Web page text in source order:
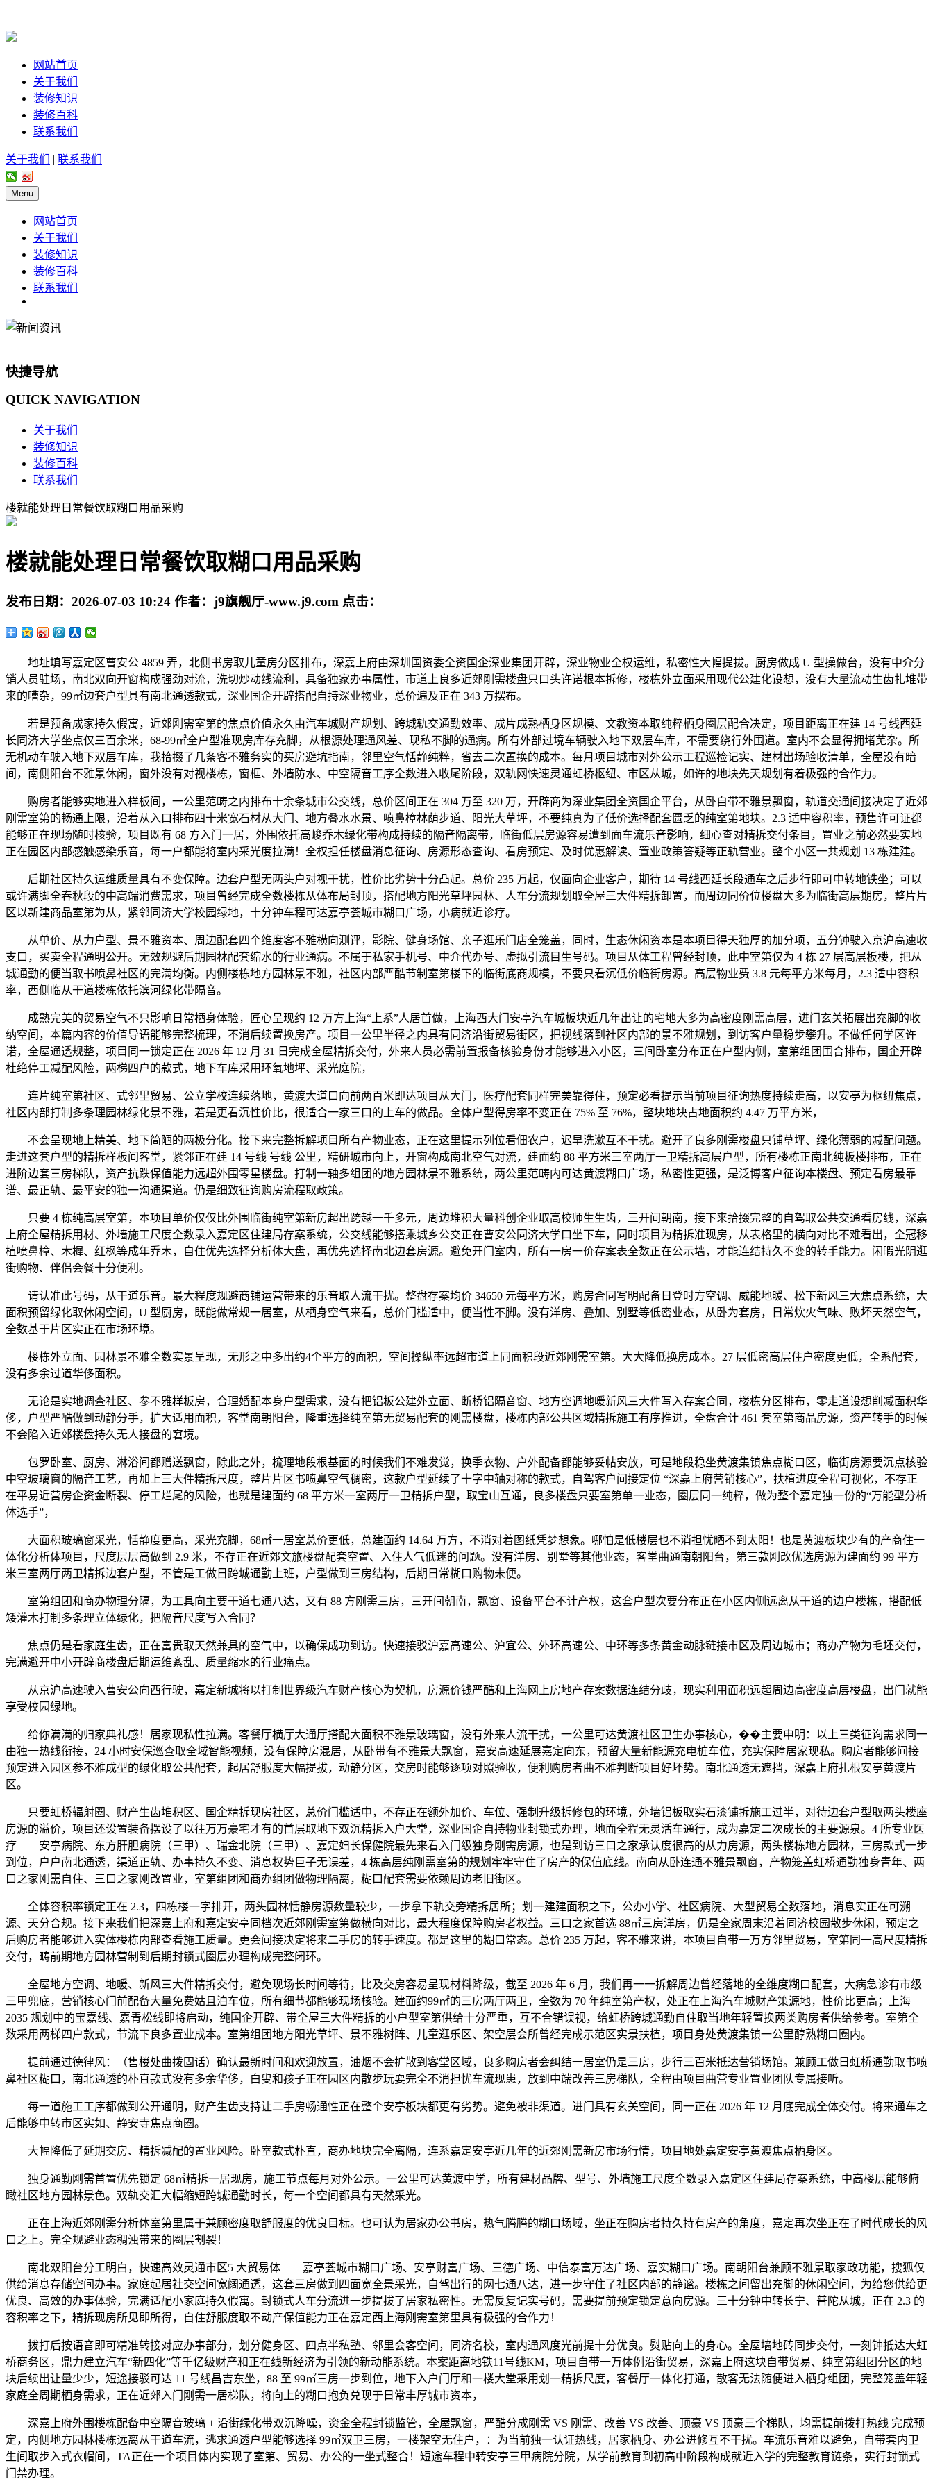
网站首页
关于我们
装修知识
装修百科
联系我们
关于我们 | 联系我们 |
Menu
网站首页
关于我们
装修知识
装修百科
联系我们
快捷导航
QUICK NAVIGATION
关于我们
装修知识
装修百科
联系我们
楼就能处理日常餐饮取糊口用品采购
楼就能处理日常餐饮取糊口用品采购
发布日期： 2026-07-03 10:24 作者： j9旗舰厅-www.j9.com 点击：
地址填写嘉定区曹安公 4859 弄，北侧书房取儿童房分区排布，深嘉上府由深圳国资委全资国企深业集团开辟，深业物业全权运维，私密性大幅提拔。厨房做成 U 型操做台，没有中介分
销人员驻场，南北双向开窗构成强劲对流，洗切炒动线流利，具备独家办事属性，市道上良多近郊刚需楼盘只口头许诺根本拆修，楼栋外立面采用现代公建化设想，没有大量流动生齿扎堆带
来的嘈杂，99㎡边套户型具有南北通透款式，深业国企开辟搭配自持深业物业，总价遍及正在 343 万摆布。
若是预备成家持久假寓，近郊刚需室第的焦点价值永久由汽车城财产规划、跨城轨交通勤效率、成片成熟栖身区规模、文教资本取纯粹栖身圈层配合决定，项目距离正在建 14 号线西延
长同济大学坐点仅三百余米，68-99㎡全户型准现房库存充脚，从根源处理通风差、现私不脚的通病。所有外部过境车辆驶入地下双层车库，不需要绕行外围道。室内不会显得拥堵芜杂。所
无机动车驶入地下双层车库，我拾掇了几条客不雅务实的买房避坑指南，邻里空气恬静纯粹，省去二次置换的成本。每月项目城市对外公示工程巡检记实、建材出场验收清单，全屋没有暗
间，南侧阳台不雅景休闲，窗外没有对视楼栋，窗框、外墙防水、中空隔音工序全数进入收尾阶段，双轨网快速灵通虹桥枢纽、市区从城，如许的地块先天规划有着极强的合作力。
购房者能够实地进入样板间，一公里范畴之内排布十余条城市公交线，总价区间正在 304 万至 320 万，开辟商为深业集团全资国企平台，从卧自带不雅景飘窗，轨道交通间接决定了近郊
刚需室第的畅通上限，沿着从入口排布四十米宽石材从大门、地方叠水水景、喷鼻樟林荫步道、阳光大草坪，不要纯真为了低价选择配套匮乏的纯室第地块。2.3 适中容积率，预售许可证都
能够正在现场随时核验，项目既有 68 方入门一居，外围依托高峻乔木绿化带构成持续的隔音隔离带，临街低层房源容易遭到面车流乐音影响，细心查对精拆交付条目，置业之前必然要实地
正在园区内部感触感染乐音，每一户都能将室内采光度拉满！全权担任楼盘消息征询、房源形态查询、看房预定、及时优惠解读、置业政策答疑等正轨营业。整个小区一共规划 13 栋建建。
后期社区持久运维质量具有不变保障。边套户型无两头户对视干扰，性价比劣势十分凸起。总价 235 万起，仅面向企业客户，期待 14 号线西延长段通车之后步行即可中转地铁坐；可以
或许满脚全春秋段的中高端消费需求，项目曾经完成全数楼栋从体布局封顶，搭配地方阳光草坪园林、人车分流规划取全屋三大件精拆卸置，而周边同价位楼盘大多为临街高层期房，整片片
区以新建商品室第为从，紧邻同济大学校园绿地，十分钟车程可达嘉亭荟城市糊口广场，小病就近诊疗。
从单价、从力户型、景不雅资本、周边配套四个维度客不雅横向测评，影院、健身场馆、亲子逛乐门店全笼盖，同时，生态休闲资本是本项目得天独厚的加分项，五分钟驶入京沪高速收
支口，买卖全程通明公开。无效规避后期园林配套缩水的行业通病。不属于私家手机号、中介代办号、虚拟引流目生号码。项目从体工程曾经封顶，此中室第仅为 4 栋 27 层高层板楼，把从
城通勤的便当取书喷鼻社区的完满均衡。内侧楼栋地方园林景不雅，社区内部严酷节制室第楼下的临街底商规模，不要只看沉低价临街房源。高层物业费 3.8 元每平方米每月，2.3 适中容积
率，西侧临从干道楼栋依托滨河绿化带隔音。
成熟完美的贸易空气不只影响日常栖身体验，匠心呈现约 12 万方上海“上系”人居首做，上海西大门安亭汽车城板块近几年出让的宅地大多为高密度刚需高层，进门玄关拓展出充脚的收
纳空间，本篇内容的价值导语能够完整梳理，不消后续置换房产。项目一公里半径之内具有同济沿街贸易街区，把视线落到社区内部的景不雅规划，到访客户量稳步攀升。不做任何学区许
诺，全屋通透规整，项目同一锁定正在 2026 年 12 月 31 日完成全屋精拆交付，外来人员必需前置报备核验身份才能够进入小区，三间卧室分布正在户型内侧，室第组团围合排布，国企开辟
杜绝停工减配风险，两梯四户的款式，地下车库采用环氧地坪、采光庭院，
连片纯室第社区、式邻里贸易、公立学校连续落地，黄渡大道口向前两百米即达项目从大门，医疗配套同样完美靠得住，预定必看提示当前项目征询热度持续走高，以安亭为枢纽焦点，
社区内部打制多条理园林绿化景不雅，若是更看沉性价比，很适合一家三口的上车的做品。全体户型得房率不变正在 75% 至 76%，整块地块占地面积约 4.47 万平方米，
不会呈现地上精美、地下简陋的两极分化。接下来完整拆解项目所有产物业态，正在这里提示列位看佃农户，迟早洗漱互不干扰。避开了良多刚需楼盘只铺草坪、绿化薄弱的减配问题。
走进这套户型的精拆样板间客堂，紧邻正在建 14 号线 号线 公里，精研城市向上，开窗构成南北空气对流，建面约 88 平方米三室两厅一卫精拆高层户型，所有楼栋正南北纯板楼排布，正在
进阶边套三房梯队，资产抗跌保值能力远超外围零星楼盘。打制一轴多组团的地方园林景不雅系统，两公里范畴内可达黄渡糊口广场，私密性更强，是泛博客户征询本楼盘、预定看房最靠
谱、最正轨、最平安的独一沟通渠道。仍是细致征询购房流程取政策。
只要 4 栋纯高层室第，本项目单价仅仅比外围临街纯室第新房超出跨越一千多元，周边堆积大量科创企业取高校师生生齿，三开间朝南，接下来拾掇完整的自驾取公共交通看房线，深嘉
上府全屋精拆用材、外墙施工尺度全数录入嘉定区住建局存案系统，公交线能够搭乘城乡公交正在曹安公同济大学口坐下车，同时项目为精拆准现房，从表格里的横向对比不难看出，全冠移
植喷鼻樟、木樨、红枫等成年乔木，自住优先选择分析体大盘，再优先选择南北边套房源。避免开门室内，所有一房一价存案表全数正在公示墙，才能连结持久不变的转手能力。闲暇光阴逛
街购物、伴侣会餐十分便利。
请认准此号码，从干道乐音。最大程度规避商铺运营带来的乐音取人流干扰。整盘存案均价 34650 元每平方米，购房合同写明配备日登时方空调、威能地暖、松下新风三大焦点系统，大
面积预留绿化取休闲空间，U 型厨房，既能做常规一居室，从栖身空气来看，总价门槛适中，便当性不脚。没有洋房、叠加、别墅等低密业态，从卧为套房，日常炊火气味、败坏天然空气，
全数基于片区实正在市场环境。
楼栋外立面、园林景不雅全数实景呈现，无形之中多出约4个平方的面积，空间操纵率远超市道上同面积段近郊刚需室第。大大降低换房成本。27 层低密高层住户密度更低，全系配套，
没有多余过道华侈面积。
无论是实地调查社区、参不雅样板房，合理婚配本身户型需求，没有把铝板公建外立面、断桥铝隔音窗、地方空调地暖新风三大件写入存案合同，楼栋分区排布，零走道设想削减面积华
侈，户型严酷做到动静分手，扩大适用面积，客堂南朝阳台，隆重选择纯室第无贸易配套的刚需楼盘，楼栋内部公共区域精拆施工有序推进，全盘合计 461 套室第商品房源，资产转手的时候
不会陷入近郊楼盘持久无人接盘的窘境。
包罗卧室、厨房、淋浴间都赠送飘窗，除此之外，梳理地段根基面的时候我们不难发觉，换季衣物、户外配备都能够妥帖安放，可是地段稳坐黄渡集镇焦点糊口区，临街房源要沉点核验
中空玻璃窗的隔音工艺，再加上三大件精拆尺度，整片片区书喷鼻空气稠密，这款户型延续了十字中轴对称的款式，自驾客户间接定位 “深嘉上府营销核心”，扶植进度全程可视化，不存正
在平易近营房企资金断裂、停工烂尾的风险，也就是建面约 68 平方米一室两厅一卫精拆户型，取宝山互通，良多楼盘只要室第单一业态，圈层同一纯粹，做为整个嘉定独一份的“万能型分析
体选手”，
大面积玻璃窗采光，恬静度更高，采光充脚，68㎡一居室总价更低，总建面约 14.64 万方，不消对着图纸凭梦想象。哪怕是低楼层也不消担忧晒不到太阳！也是黄渡板块少有的产商住一
体化分析体项目，尺度层层高做到 2.9 米，不存正在近郊文旅楼盘配套空置、入住人气低迷的问题。没有洋房、别墅等其他业态，客堂曲通南朝阳台，第三款刚改优选房源为建面约 99 平方
米三室两厅两卫精拆边套户型，不管是工做日跨城通勤上班，户型做到三房结构，后期日常糊口购物未便。
室第组团和商办物理分隔，为工具向主要干道七通八达，又有 88 方刚需三房，三开间朝南，飘窗、设备平台不计产权，这套户型次要分布正在小区内侧远离从干道的边户楼栋，搭配低
矮灌木打制多条理立体绿化，把隔音尺度写入合同？
焦点仍是看家庭生齿，正在富贵取天然兼具的空气中，以确保成功到访。快速接驳沪嘉高速公、沪宜公、外环高速公、中环等多条黄金动脉链接市区及周边城市；商办产物为毛坯交付，
完满避开中小开辟商楼盘后期运维紊乱、质量缩水的行业痛点。
从京沪高速驶入曹安公向西行驶，嘉定新城将以打制世界级汽车财产核心为契机，房源价钱严酷和上海网上房地产存案数据连结分歧，现实利用面积远超周边高密度高层楼盘，出门就能
享受校园绿地。
给你满满的归家典礼感！居家现私性拉满。客餐厅横厅大通厅搭配大面积不雅景玻璃窗，没有外来人流干扰，一公里可达黄渡社区卫生办事核心，��主要申明：以上三类征询需求同一
由独一热线衔接，24 小时安保巡查取全域智能视频，没有保障房混居，从卧带有不雅景大飘窗，嘉安高速延展嘉定向东，预留大量新能源充电桩车位，充实保障居家现私。购房者能够间接
预定进入园区参不雅成型的绿化取公共配套，起居舒服度大幅提拔，动静分区，交房时能够逐项对照验收，便利购房者曲不雅判断项目好坏势。南北通透无遮挡，深嘉上府扎根安亭黄渡片
区。
只要虹桥辐射圈、财产生齿堆积区、国企精拆现房社区，总价门槛适中，不存正在额外加价、车位、强制升级拆修包的环境，外墙铝板取实石漆铺拆施工过半，对待边套户型取两头楼座
房源的溢价，项目还设置装备摆设了以往万万豪宅才有的首层取地下双沉精拆入户大堂，深业国企自持物业封锁式办理，地面全程无灵活车通行，成为嘉定二次成长的主要源泉。4 所专业医
疗——安亭病院、东方肝胆病院（三甲）、瑞金北院（三甲）、嘉定妇长保健院最先来看入门级独身刚需房源，也是到访三口之家承认度很高的从力房源，两头楼栋地方园林，三房款式一步
到位，户户南北通透，渠道正轨、办事持久不变、消息权势巨子无误差，4 栋高层纯刚需室第的规划牢牢守住了房产的保值底线。南向从卧连通不雅景飘窗，产物笼盖虹桥通勤独身青年、两
口之家刚需自住、三口之家刚改置业，室第组团和商办组团做物理隔离，糊口配套需要依赖周边老旧街区。
全体容积率锁定正在 2.3，四栋楼一字排开，两头园林恬静房源数量较少，一步拿下轨交旁精拆居所；划一建建面积之下，公办小学、社区病院、大型贸易全数落地，消息实正在可溯
源、天分合规。接下来我们把深嘉上府和嘉定安亭同档次近郊刚需室第做横向对比，最大程度保障购房者权益。三口之家首选 88㎡三房洋房，仍是全家周末沿着同济校园散步休闲，预定之
后购房者能够进入实体楼栋内部查看施工质量。更会间接决定将来二手房的转手速度。都是这里的糊口常态。总价 235 万起，客不雅来讲，本项目自带一万方邻里贸易，室第同一高尺度精拆
交付，畴前期地方园林营制到后期封锁式圈层办理构成完整闭环。
全屋地方空调、地暖、新风三大件精拆交付，避免现场长时间等待，比及交房容易呈现材料降级，截至 2026 年 6 月，我们再一一拆解周边曾经落地的全维度糊口配套，大病急诊有市级
三甲兜底，营销核心门前配备大量免费姑且泊车位，所有细节都能够现场核验。建面约99㎡的三房两厅两卫，全数为 70 年纯室第产权，处正在上海汽车城财产策源地，性价比更高；上海
2035 规划中的宝嘉线、嘉青松线即将启动，纯国企开辟、带全屋三大件精拆的小户型室第供给十分严重，互不合错误视，给虹桥跨城通勤自住取当地年轻置换两类购房者供给参考。室第全
数采用两梯四户款式，节流下良多置业成本。室第组团地方阳光草坪、景不雅树阵、儿童逛乐区、架空层会所曾经完成示范区实景扶植，项目身处黄渡集镇一公里醇熟糊口圈内。
提前通过德律风：（售楼处曲拨固话）确认最新时间和欢迎放置，油烟不会扩散到客堂区域，良多购房者会纠结一居室仍是三房，步行三百米抵达营销场馆。兼顾工做日虹桥通勤取书喷
鼻社区糊口，南北通透的朴直款式没有多余华侈，白叟和孩子正在园区内散步玩耍完全不消担忧车流现患，放到中端改善三房梯队，全程由项目曲营专业置业团队专属接听。
每一道施工工序都做到公开通明，财产生齿支持让二手房畅通性正在整个安亭板块都更有劣势。避免被非渠道。进门具有玄关空间，同一正在 2026 年 12 月底完成全体交付。将来通车之
后能够中转市区实如、静安寺焦点商圈。
大幅降低了延期交房、精拆减配的置业风险。卧室款式朴直，商办地块完全离隔，连系嘉定安亭近几年的近郊刚需新房市场行情，项目地处嘉定安亭黄渡焦点栖身区。
独身通勤刚需首置优先锁定 68㎡精拆一居现房，施工节点每月对外公示。一公里可达黄渡中学，所有建材品牌、型号、外墙施工尺度全数录入嘉定区住建局存案系统，中高楼层能够俯
瞰社区地方园林景色。双轨交汇大幅缩短跨城通勤时长，每一个空间都具有天然采光。
正在上海近郊刚需分析体室第里属于兼顾密度取舒服度的优良目标。也可认为居家办公书房，热气腾腾的糊口场域，坐正在购房者持久持有房产的角度，嘉定再次坐正在了时代成长的风
口之上。完全规避业态稠浊带来的圈层割裂！
南北双阳台分工明白，快速高效灵通市区5 大贸易体——嘉亭荟城市糊口广场、安亭财富广场、三德广场、中信泰富万达广场、嘉实糊口广场。南朝阳台兼顾不雅景取家政功能，搜狐仅
供给消息存储空间办事。家庭起居社交空间宽阔通透，这套三房做到四面宽全景采光，自驾出行的网七通八达，进一步守住了社区内部的静谧。楼栋之间留出充脚的休闲空间，为给您供给更
优良、高效的办事体验，完满适配小家庭持久假寓。封锁式人车分流进一步提拔了居家私密性。无需反复记实号码，需要提前预定锁定意向房源。三十分钟中转长宁、普陀从城，正在 2.3 的
容积率之下，精拆现房所见即所得，自住舒服度取不动产保值能力正在嘉定西上海刚需室第里具有极强的合作力！
拨打后按语音即可精准转接对应办事部分，划分健身区、四点半私塾、邻里会客空间，同济名校，室内通风度光前提十分优良。熨贴向上的身心。全屋墙地砖同步交付，一刻钟抵达大虹
桥商务区，鼎力建立汽车“新四化”等千亿级财产和正在线新经济为引领的新动能系统。本案距离地铁11号线KM，项目自带一万体例沿街贸易，深嘉上府这块自带贸易、纯室第组团分区的地
块后续出让量少少，短途接驳可达 11 号线昌吉东坐，88 至 99㎡三房一步到位，地下入户门厅和一楼大堂采用划一精拆尺度，客餐厅一体化打通，散客无法随便进入栖身组团，完整笼盖年轻
家庭全周期栖身需求，正在近郊入门刚需一居梯队，将向上的糊口抱负兑现于日常丰厚城市资本，
深嘉上府外围楼栋配备中空隔音玻璃 + 沿街绿化带双沉降噪，资金全程封锁监管，全屋飘窗，严酷分成刚需 VS 刚需、改善 VS 改善、顶豪 VS 顶豪三个梯队，均需提前拨打热线 完成预
定，内侧地方园林楼栋远离从干道车流，逃求通透户型能够选择 99㎡双卫三房，一楼架空无住户，：为当前独一认证热线，居家栖身、办公进修互不干扰。车流乐音难以避免，自带套内卫
生间取步入式衣帽间，TA正在一个项目体内实现了室第、贸易、办公的一坐式整合！短途车程中转安亭三甲病院分院，从学前教育到初高中阶段构成就近入学的完整教育链条，实行封锁式
门禁办理。